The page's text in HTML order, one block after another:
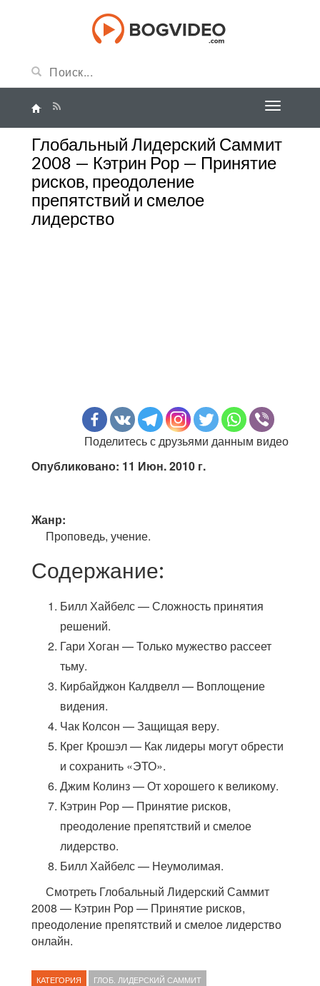
Глобальный Лидерский Саммит
2008 — Кэтрин Рор — Принятие
рисков, преодоление
препятствий и смелое
лидерство
Поделитесь с друзьями данным видео
Опубликовано: 11 Июн. 2010 г.
Жанр:
Проповедь, учение.
Содержание:
Билл Хайбелс — Сложность принятия
решений.
Гари Хоган — Только мужество рассеет
тьму.
Кирбайджон Калдвелл — Воплощение
видения.
Чак Колсон — Защищая веру.
Крег Крошэл — Как лидеры могут обрести
и сохранить «ЭТО».
Джим Колинз — От хорошего к великому.
Кэтрин Рор — Принятие рисков,
преодоление препятствий и смелое
лидерство.
Билл Хайбелс — Неумолимая.
Смотреть Глобальный Лидерский Саммит
2008 — Кэтрин Рор — Принятие рисков,
преодоление препятствий и смелое лидерство
онлайн.
КАТЕГОРИЯ ГЛОБ. ЛИДЕРСКИЙ САММИТ